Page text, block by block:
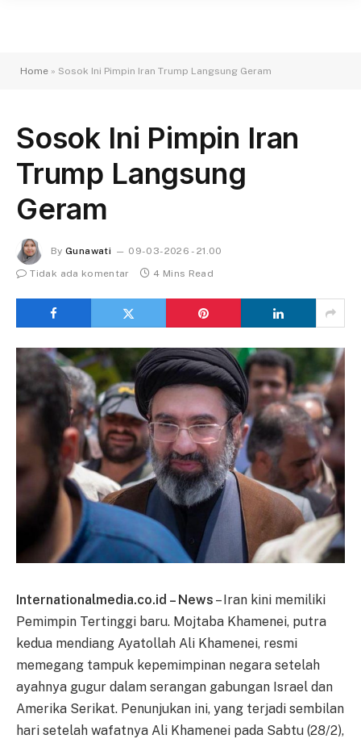
Home » Sosok Ini Pimpin Iran Trump Langsung Geram
Sosok Ini Pimpin Iran
Trump Langsung
Geram
By Gunawati
09-03-2026 - 21.00
Tidak ada komentar
4 Mins Read
Internationalmedia.co.id – News – Iran kini memiliki
Pemimpin Tertinggi baru. Mojtaba Khamenei, putra
kedua mendiang Ayatollah Ali Khamenei, resmi
memegang tampuk kepemimpinan negara setelah
ayahnya gugur dalam serangan gabungan Israel dan
Amerika Serikat. Penunjukan ini, yang terjadi sembilan
hari setelah wafatnya Ali Khamenei pada Sabtu (28/2),